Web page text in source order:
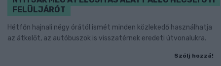
FELÜLJÁRÓT
Hétfőn hajnali négy órától ismét minden közlekedő használhatja
az átkelőt, az autóbuszok is visszatérnek eredeti útvonalukra.
Szólj hozzá!